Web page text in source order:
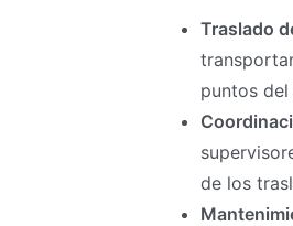
Traslado
puntos
de los